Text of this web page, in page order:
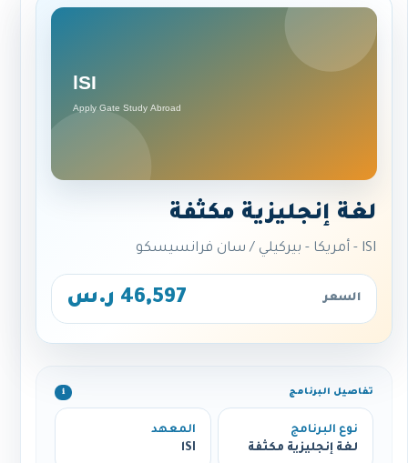
لغة إنجليزية مكثفة
lSI - أمريكا - بيركيلي / سان فرانسيسكو
السعر 46,597 ر.س
تفاصيل البرنامج ℹ️
نوع البرنامج
لغة إنجليزية مكثفة
المعهد
lSI